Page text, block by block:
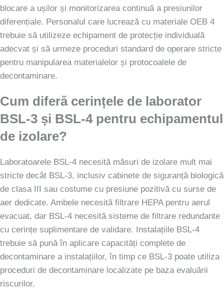
blocare a ușilor și monitorizarea continuă a presiunilor
diferențiale. Personalul care lucrează cu materiale OEB 4
trebuie să utilizeze echipament de protecție individuală
adecvat și să urmeze proceduri standard de operare stricte
pentru manipularea materialelor și protocoalele de
decontaminare.
Cum diferă cerințele de laborator
BSL-3 și BSL-4 pentru echipamentul
de izolare?
Laboratoarele BSL-4 necesită măsuri de izolare mult mai
stricte decât BSL-3, inclusiv cabinete de siguranță biologică
de clasa III sau costume cu presiune pozitivă cu surse de
aer dedicate. Ambele necesită filtrare HEPA pentru aerul
evacuat, dar BSL-4 necesită sisteme de filtrare redundante
cu cerințe suplimentare de validare. Instalațiile BSL-4
trebuie să pună în aplicare capacități complete de
decontaminare a instalațiilor, în timp ce BSL-3 poate utiliza
proceduri de decontaminare localizate pe baza evaluării
riscurilor.